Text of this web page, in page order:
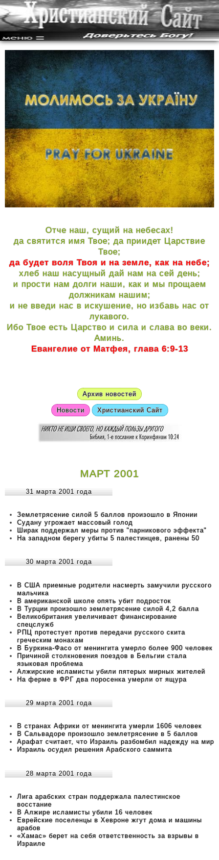
Отче наш, сущий на небесах!
да святится имя Твое; да приидет Царствие
Твое;
да будет воля Твоя и на земле, как на небе;
хлеб наш насущный дай нам на сей день;
и прости нам долги наши, как и мы прощаем
должникам нашим;
и не введи нас в искушение, но избавь нас от
лукавого.
Ибо Твое есть Царство и сила и слава во веки.
Аминь.
Евангелие от Матфея, глава 6:9-13
Архив новостей
Новости Христианский Сайт
МАРТ 2001
31 марта 2001 года
Землетрясение силой 5 баллов произошло в Японии
Судану угрожает массовый голод
Ширак поддержал меры против "парникового эффекта"
На западном берегу убиты 5 палестинцев, ранены 50
30 марта 2001 года
В США приемные родители насмерть замучили русского
мальчика
В американской школе опять убит подросток
В Турции произошло землетрясение силой 4,2 балла
Великобритания увеличивает финансирование
спецслужб
РПЦ протестует против передачи русского скита
греческим монахам
В Буркина-Фасо от менингита умерло более 900 человек
Причиной столкновения поездов в Бельгии стала
языковая проблема
Алжирские исламисты убили пятерых мирных жителей
На ферме в ФРГ два поросенка умерли от ящура
29 марта 2001 года
В странах Африки от менингита умерли 1606 человек
В Сальвадоре произошло землетрясение в 5 баллов
Арафат считает, что Израиль разбомбил надежду на мир
Израиль осудил решения Арабского саммита
28 марта 2001 года
Лига арабских стран поддержала палестинское
восстание
В Алжире исламисты убили 16 человек
Еврейские поселенцы в Хевроне жгут дома и машины
арабов
«Хамас» берет на себя ответственность за взрывы в
Израиле